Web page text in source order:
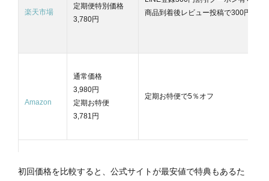
楽天市場
定期便特別価格
3,780円
商品到着後レビュー投稿で300円割引
Amazon
通常価格
3,980円
定期お特便
3,781円
定期お特便で5％オフ
初回価格を比較すると、公式サイトが最安値で特典もあるた